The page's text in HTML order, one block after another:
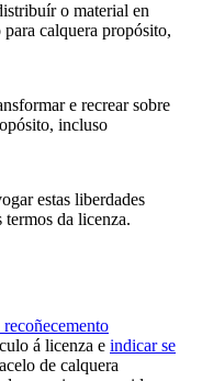
o material en
calquera propósito,
e recrear sobre
incluso
estas liberdades
termos da licenza.
recoñecemento
á licenza e indicar se
de calquera